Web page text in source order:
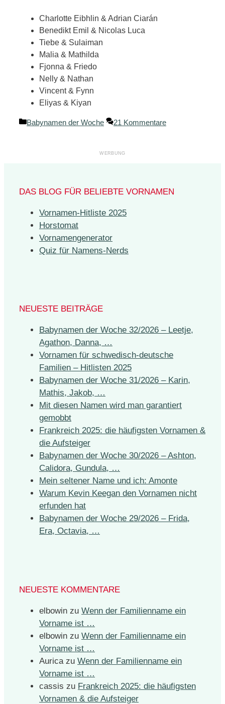
Charlotte Eibhlin & Adrian Ciarán
Benedikt Emil & Nicolas Luca
Tiebe & Sulaiman
Malia & Mathilda
Fjonna & Friedo
Nelly & Nathan
Vincent & Fynn
Eliyas & Kiyan
Kategorien
Babynamen der Woche 21 Kommentare
DAS BLOG FÜR BELIEBTE VORNAMEN
Vornamen-Hitliste 2025
Horstomat
Vornamengenerator
Quiz für Namens-Nerds
NEUESTE BEITRÄGE
Babynamen der Woche 32/2026 – Leetje,
Agathon, Danna, …
Vornamen für schwedisch-deutsche
Familien – Hitlisten 2025
Babynamen der Woche 31/2026 – Karin,
Mathis, Jakob, …
Mit diesen Namen wird man garantiert
gemobbt
Frankreich 2025: die häufigsten Vornamen &
die Aufsteiger
Babynamen der Woche 30/2026 – Ashton,
Calidora, Gundula, …
Mein seltener Name und ich: Amonte
Warum Kevin Keegan den Vornamen nicht
erfunden hat
Babynamen der Woche 29/2026 – Frida,
Era, Octavia, …
NEUESTE KOMMENTARE
elbowin zu Wenn der Familienname ein
Vorname ist …
elbowin zu Wenn der Familienname ein
Vorname ist …
Aurica zu Wenn der Familienname ein
Vorname ist …
cassis zu Frankreich 2025: die häufigsten
Vornamen & die Aufsteiger